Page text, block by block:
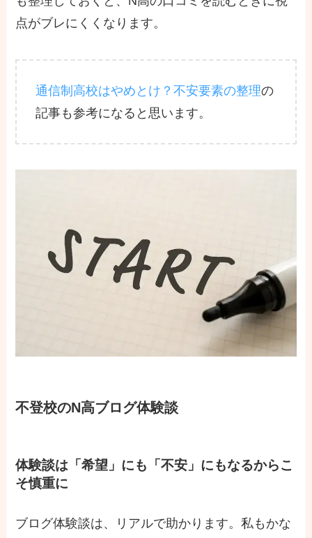
点がブレにくくなります。
通信制高校はやめとけ？不安要素の整理の
記事も参考になると思います。
不登校のN高ブログ体験談
体験談は「希望」にも「不安」にもなるからこ
そ慎重に
ブログ体験談は、リアルで助かります。私もかな